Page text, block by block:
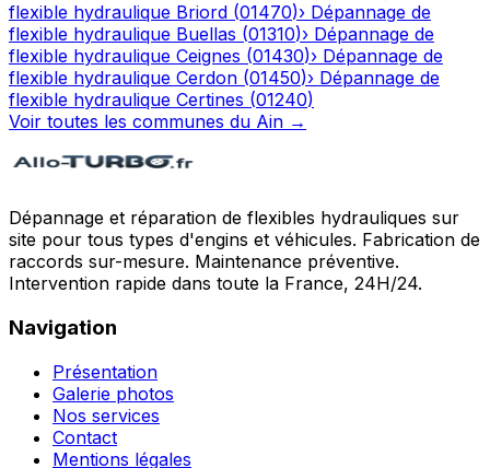
flexible hydraulique Briord (01470)› Dépannage de
flexible hydraulique Buellas (01310)› Dépannage de
flexible hydraulique Ceignes (01430)› Dépannage de
flexible hydraulique Cerdon (01450)› Dépannage de
flexible hydraulique Certines (01240)
Voir toutes les communes du Ain →
Dépannage et réparation de flexibles hydrauliques sur
site pour tous types d'engins et véhicules. Fabrication de
raccords sur-mesure. Maintenance préventive.
Intervention rapide dans toute la France, 24H/24.
Navigation
Présentation
Galerie photos
Nos services
Contact
Mentions légales